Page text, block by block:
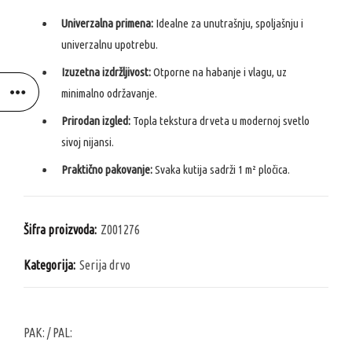
Univerzalna primena: Idealne za unutrašnju, spoljašnju i
univerzalnu upotrebu.
Izuzetna izdržljivost:Otporne na habanje i vlagu, uz
minimalno održavanje.
Prirodan izgled: Topla tekstura drveta u modernoj svetlo
sivoj nijansi.
Praktično pakovanje:Svaka kutija sadrži 1 m² pločica.
Šifra proizvoda: Z001276
Kategorija: Serija drvo
PAK: / PAL: